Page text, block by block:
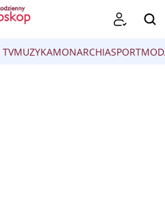
MUZYKAMONARCHIASPORT